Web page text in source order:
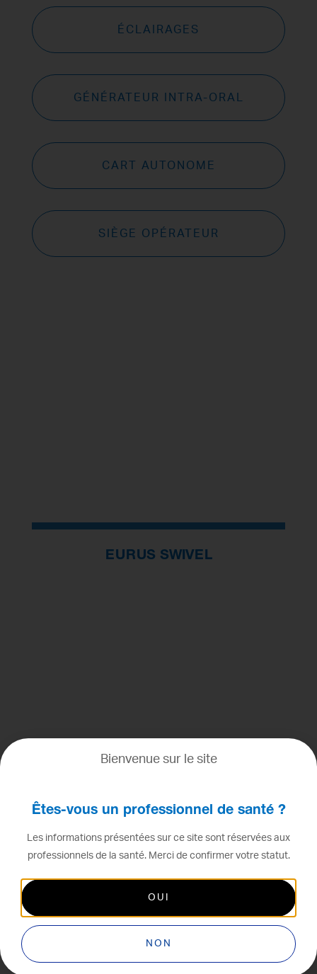
ÉCLAIRAGES
GÉNÉRATEUR INTRA-ORAL
CART AUTONOME
SIÈGE OPÉRATEUR
EURUS SWIVEL
PROGRES
Bienvenue sur le site
Êtes-vous un professionnel de santé ?
Les informations présentées sur ce site sont réservées aux
professionnels de la santé. Merci de confirmer votre statut.
OUI
NON